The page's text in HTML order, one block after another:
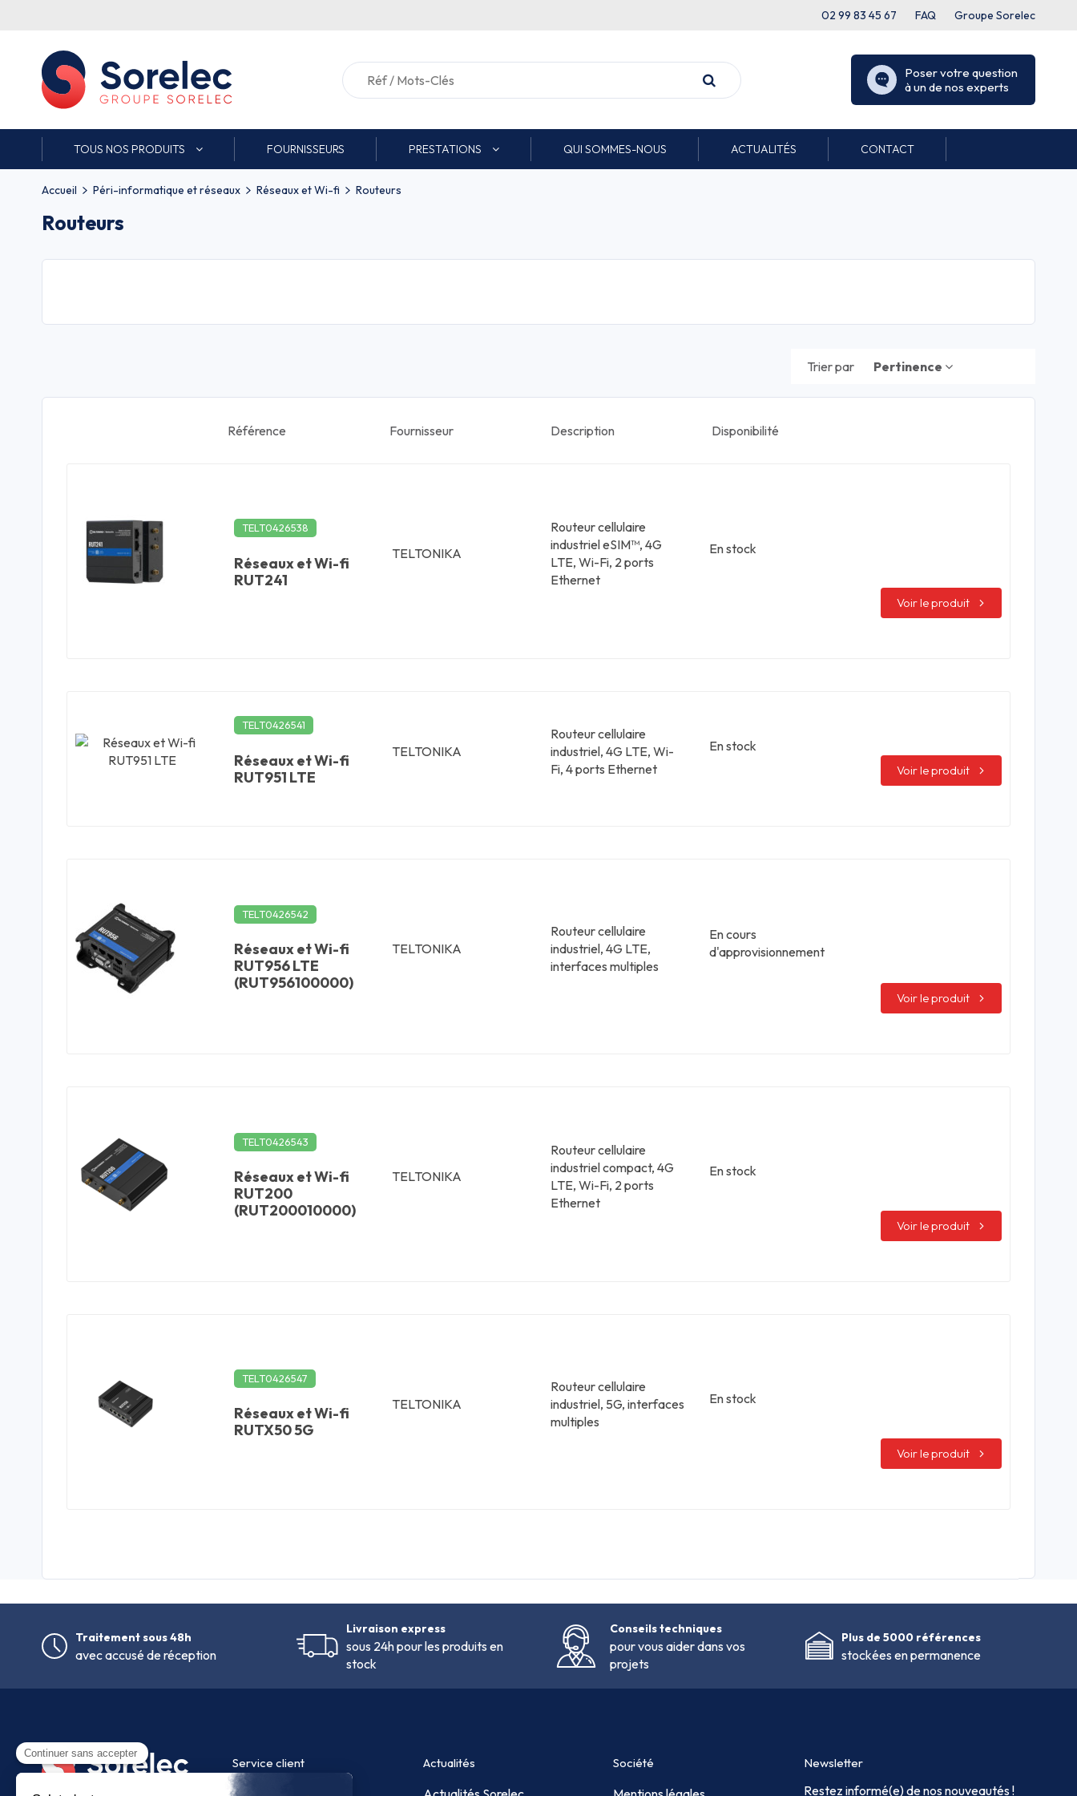
02 99 83 45 67 FAQ Groupe Sorelec
Poser votre question
à un de nos experts
TOUS NOS PRODUITS FOURNISSEURS PRESTATIONS QUI SOMMES-NOUS ACTUALITÉS CONTACT
Accueil Péri-informatique et réseaux Réseaux et Wi-fi Routeurs
Routeurs
Trier par Pertinence
Référence Fournisseur Description Disponibilité
TELT0426538
Réseaux et Wi-fi
RUT241
TELTONIKA
Routeur cellulaire
industriel eSIM™, 4G
LTE, Wi-Fi, 2 ports
Ethernet
En stock
Voir le produit
TELT0426541
Réseaux et Wi-fi
RUT951 LTE
TELTONIKA
Routeur cellulaire
industriel, 4G LTE, Wi-
Fi, 4 ports Ethernet
En stock
Voir le produit
TELT0426542
Réseaux et Wi-fi
RUT956 LTE
(RUT956100000)
TELTONIKA
Routeur cellulaire
industriel, 4G LTE,
interfaces multiples
En cours
d'approvisionnement
Voir le produit
TELT0426543
Réseaux et Wi-fi
RUT200
(RUT200010000)
TELTONIKA
Routeur cellulaire
industriel compact, 4G
LTE, Wi-Fi, 2 ports
Ethernet
En stock
Voir le produit
TELT0426547
Réseaux et Wi-fi
RUTX50 5G
TELTONIKA
Routeur cellulaire
industriel, 5G, interfaces
multiples
En stock
Voir le produit
Traitement sous 48h
avec accusé de réception
Livraison express
sous 24h pour les produits en
stock
Conseils techniques
pour vous aider dans vos
projets
Plus de 5000 références
stockées en permanence
Service client Actualités Société Newsletter
Restez informé(e) de nos nouveautés !